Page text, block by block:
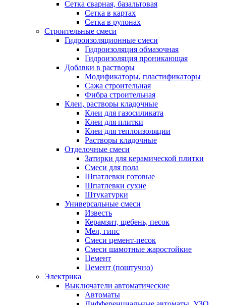
Сетка сварная, базальтовая
Сетка в картах
Сетка в рулонах
Строительные смеси
Гидроизоляционные смеси
Гидроизоляция обмазочная
Гидроизоляция проникающая
Добавки в растворы
Модификаторы, пластификаторы
Сажа строительная
Фибра строительная
Клеи, растворы кладочные
Клеи для газосиликата
Клеи для плитки
Клеи для теплоизоляции
Растворы кладочные
Отделочные смеси
Затирки для керамической плитки
Смеси для пола
Шпатлевки готовые
Шпатлевки сухие
Штукатурки
Универсальные смеси
Известь
Керамзит, щебень, песок
Мел, гипс
Смеси цемент-песок
Смеси шамотные жаростойкие
Цемент
Цемент (поштучно)
Электрика
Выключатели автоматические
Автоматы